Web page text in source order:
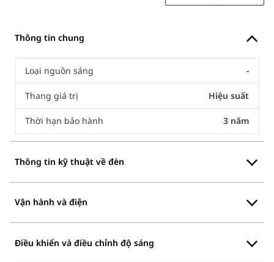
Thông tin chung
Loại nguồn sáng -
Thang giá trị Hiệu suất
Thời hạn bảo hành 3 năm
Thông tin kỹ thuật về đèn
Vận hành và điện
Điều khiển và điều chỉnh độ sáng